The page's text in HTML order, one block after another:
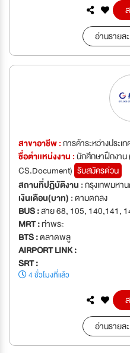
อ่านรายล
สาขาอาชีพ :การค้าระหว่างประเ
ชื่อตำเเหน่งงาน :นักศึกษาฝึกงาน
CS.Document) รับสมัครด่วน
สถานที่ปฏิบัติงาน :กรุงเทพมหา
เงินเดือน(บาท) :ตามตกลง
BUS :สาย 68, 105, 140,141,
MRT :ท่าพระ
BTS :ตลาดพลู
AIRPORT LINK :
SRT :
4 ชั่วโมงที่แล้ว
อ่านรายล